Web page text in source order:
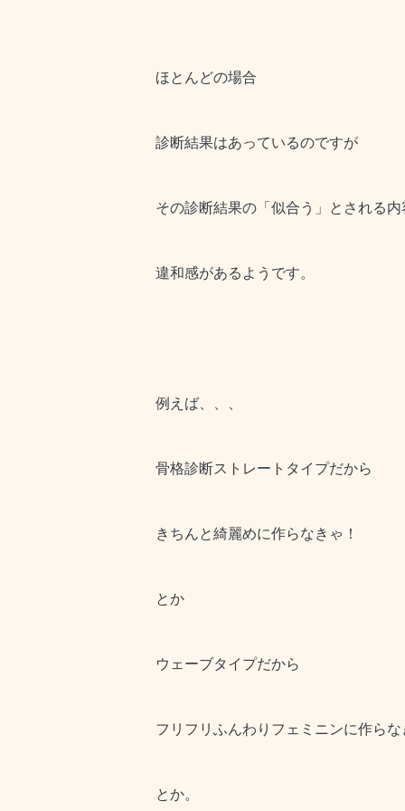
ほとんどの場合
診断結果はあっているのですが
その診断結果の「似合う」とされる内
違和感があるようです。
例えば、、、
骨格診断ストレートタイプだから
きちんと綺麗めに作らなきゃ！
とか
ウェーブタイプだから
フリフリふんわりフェミニンに作らな
とか。